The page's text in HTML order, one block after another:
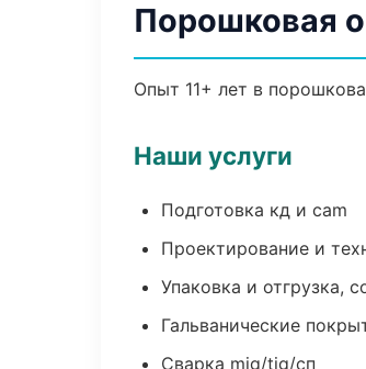
Порошковая
Опыт 11+ лет в
Наши услуги
Подготовка кд и cam
Проектирование и
Упаковка и отгрузка,
Гальванические
Сварка mig/tig/сп